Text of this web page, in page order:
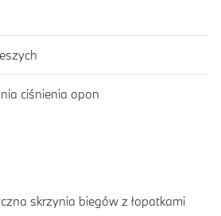
ciśnienia opon
skrzynia biegów z łopatkami